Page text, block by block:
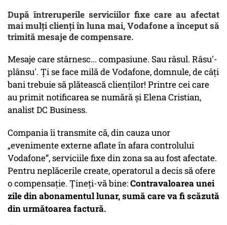
După întreruperile serviciilor fixe care au afectat
mai mulți clienți în luna mai, Vodafone a început să
trimită mesaje de compensare.
Mesaje care stârnesc... compasiune. Sau râsul. Râsu'-
plânsu'. Ți se face milă de Vodafone, domnule, de câți
bani trebuie să plătească clienților! Printre cei care
au primit notificarea se numără și Elena Cristian,
analist DC Business.
Compania îi transmite că, din cauza unor
„evenimente externe aflate în afara controlului
Vodafone”, serviciile fixe din zona sa au fost afectate.
Pentru neplăcerile create, operatorul a decis să ofere
o compensație. Țineți-vă bine:Contravaloarea unei
zile din abonamentul lunar, sumă care va fi scăzută
din următoarea factură.